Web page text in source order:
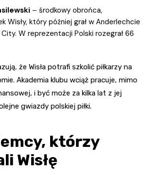
– środkowy obrońca,
Wisły, który później grał w Anderlechcie
W reprezentacji Polski rozegrał 66
że Wisła potrafi szkolić piłkarzy na
Akademia klubu wciąż pracuje, mimo
i być może za kilka lat z jej
gwiazdy polskiej piłki.
którzy
Wisłę